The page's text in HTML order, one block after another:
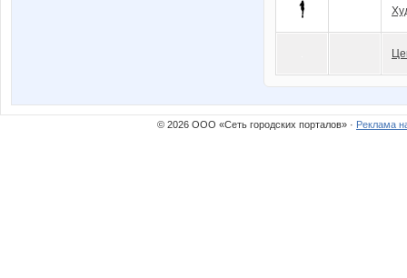
© 2026 ООО «Сеть городских порталов» · Реклама